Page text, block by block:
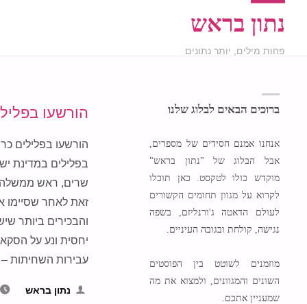
נתון בראש
פחות מילים, יותר נתונים
הורשעו
בפלילים במדינת
שרים, ראש ממשלה
והבכירים ביותר
יחסית ונע על
עבירות
נתון בראש
ברוכים הבאים לבלוג שלנו
אנחנו אמנם חסידים של מספרים,
אבל הבלוג של "נתון בראש"
מוקדש כולו לטקסט. כאן תוכלו
לקרוא על מגוון תחומים הקשורים
לעולם הדאטה ג'ורנליזם, בשפה
נגישה, קולחת ובגובה העיניים.
מוזמנים לשוטט בין הפוסטים
השונים והמגוונים, ולמצוא את מה
שמעניין אתכם.